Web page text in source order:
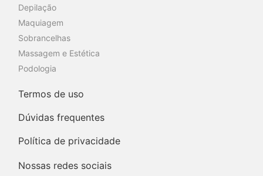
Depilação
Maquiagem
Sobrancelhas
Massagem e Estética
Podologia
Termos de uso
Dúvidas frequentes
Política de privacidade
Nossas redes sociais